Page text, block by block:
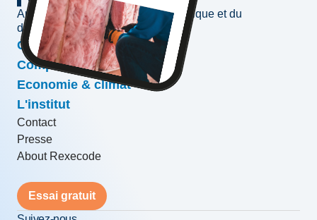
Au service de l'information économique et du
développement des entreprises
Conjoncture & prévisions
Compétitivité & croissance
Economie & climat
L'institut
Contact
Presse
About Rexecode
Essai gratuit